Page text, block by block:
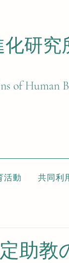
研究
of Human
活動 共同利
助教